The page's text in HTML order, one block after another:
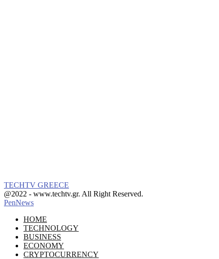
TECHTV GREECE
Facebook
Instagram
@2022 - www.techtv.gr. All Right Reserved.
PenNews
HOME
TECHNOLOGY
BUSINESS
ECONOMY
CRYPTOCURRENCY